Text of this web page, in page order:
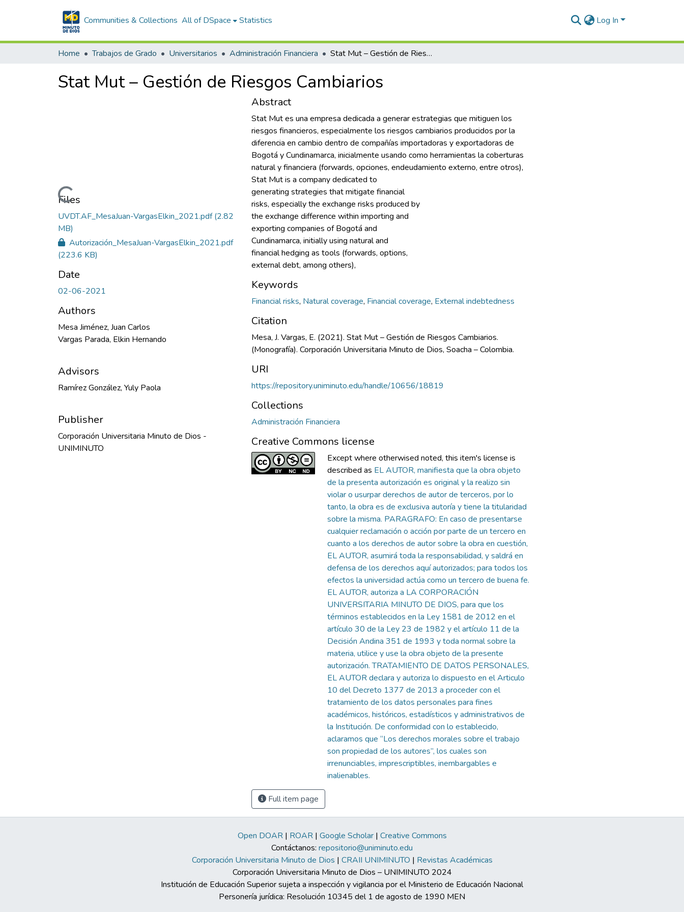
Communities & Collections All of DSpace Statistics Log In
Home Trabajos de Grado Universitarios Administración Financiera Stat Mut – Gestión de Riesgos Cambiarios
Stat Mut – Gestión de Riesgos Cambiarios
Loading...
Files
UVDT.AF_MesaJuan-VargasElkin_2021.pdf(2.82
MB)
Autorización_MesaJuan-VargasElkin_2021.pdf
(223.6 KB)
Date
02-06-2021
Authors
Mesa Jiménez, Juan Carlos
Vargas Parada, Elkin Hernando
Advisors
Ramírez González, Yuly Paola
Publisher
Corporación Universitaria Minuto de Dios -
UNIMINUTO
Abstract
Stat Mut es una empresa dedicada a generar estrategias que mitiguen los
riesgos financieros, especialmente los riesgos cambiarios producidos por la
diferencia en cambio dentro de compañías importadoras y exportadoras de
Bogotá y Cundinamarca, inicialmente usando como herramientas la coberturas
natural y financiera (forwards, opciones, endeudamiento externo, entre otros),
Stat Mut is a company dedicated to
generating strategies that mitigate financial
risks, especially the exchange risks produced by
the exchange difference within importing and
exporting companies of Bogotá and
Cundinamarca, initially using natural and
financial hedging as tools (forwards, options,
external debt, among others),
Keywords
Financial risks, Natural coverage, Financial coverage, External indebtedness
Citation
Mesa, J. Vargas, E. (2021). Stat Mut – Gestión de Riesgos Cambiarios.
(Monografía). Corporación Universitaria Minuto de Dios, Soacha – Colombia.
URI
https://repository.uniminuto.edu/handle/10656/18819
Collections
Administración Financiera
Creative Commons license
Except where otherwised noted, this item's license is
described as EL AUTOR, manifiesta que la obra objeto
de la presenta autorización es original y la realizo sin
violar o usurpar derechos de autor de terceros, por lo
tanto, la obra es de exclusiva autoría y tiene la titularidad
sobre la misma. PARAGRAFO: En caso de presentarse
cualquier reclamación o acción por parte de un tercero en
cuanto a los derechos de autor sobre la obra en cuestión,
EL AUTOR, asumirá toda la responsabilidad, y saldrá en
defensa de los derechos aquí autorizados; para todos los
efectos la universidad actúa como un tercero de buena fe.
EL AUTOR, autoriza a LA CORPORACIÓN
UNIVERSITARIA MINUTO DE DIOS, para que los
términos establecidos en la Ley 1581 de 2012 en el
artículo 30 de la Ley 23 de 1982 y el artículo 11 de la
Decisión Andina 351 de 1993 y toda normal sobre la
materia, utilice y use la obra objeto de la presente
autorización. TRATAMIENTO DE DATOS PERSONALES,
EL AUTOR declara y autoriza lo dispuesto en el Articulo
10 del Decreto 1377 de 2013 a proceder con el
tratamiento de los datos personales para fines
académicos, históricos, estadísticos y administrativos de
la Institución. De conformidad con lo establecido,
aclaramos que “Los derechos morales sobre el trabajo
son propiedad de los autores”, los cuales son
irrenunciables, imprescriptibles, inembargables e
inalienables.
Full item page
Open DOAR| ROAR| Google Scholar| Creative Commons
Contáctanos: repositorio@uniminuto.edu
Corporación Universitaria Minuto de Dios | CRAII UNIMINUTO | Revistas Académicas
Corporación Universitaria Minuto de Dios – UNIMINUTO 2024
Institución de Educación Superior sujeta a inspección y vigilancia por el Ministerio de Educación Nacional
Personería jurídica: Resolución 10345 del 1 de agosto de 1990 MEN